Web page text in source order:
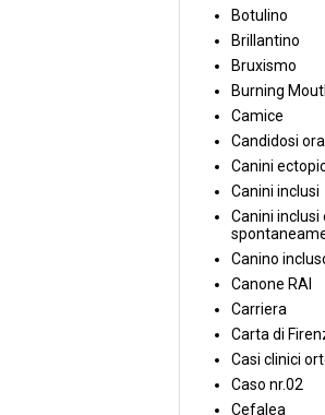
Botulino
Brillantino
Bruxismo
Burning
Camice
Candidosi
Canini
Canini inclusi
Canini inclusi
Canino
Canone RAI
Carriera
Carta di
Casi clinici
Caso nr.02
Cefalea